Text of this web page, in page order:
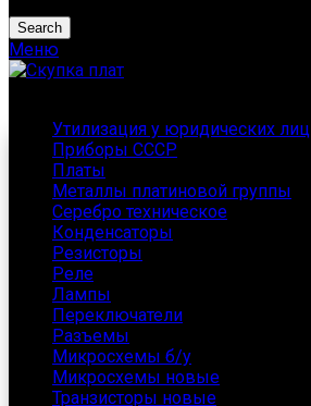
Search
Меню
Утилизация у юридических лиц
Приборы СССР
Платы
Металлы платиновой группы
Серебро техническое
Конденсаторы
Резисторы
Реле
Лампы
Переключатели
Разъемы
Микросхемы б/у
Микросхемы новые
Транзисторы новые